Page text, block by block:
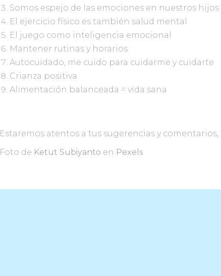
Somos espejo de las emociones en nuestros hijos
El ejercicio físico es también salud mental
El juego como inteligencia emocional
Mantener rutinas y horarios
Autocuidado, me cuido para cuidarme y cuidarte
Crianza positiva
Alimentación balanceada = vida sana
Estaremos atentos a tus sugerencias y comentarios,
Foto de Ketut Subiyanto en Pexels